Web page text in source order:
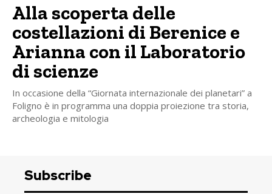
Alla scoperta delle
costellazioni di Berenice e
Arianna con il Laboratorio
di scienze
In occasione della “Giornata internazionale dei planetari” a
Foligno è in programma una doppia proiezione tra storia,
archeologia e mitologia
Subscribe